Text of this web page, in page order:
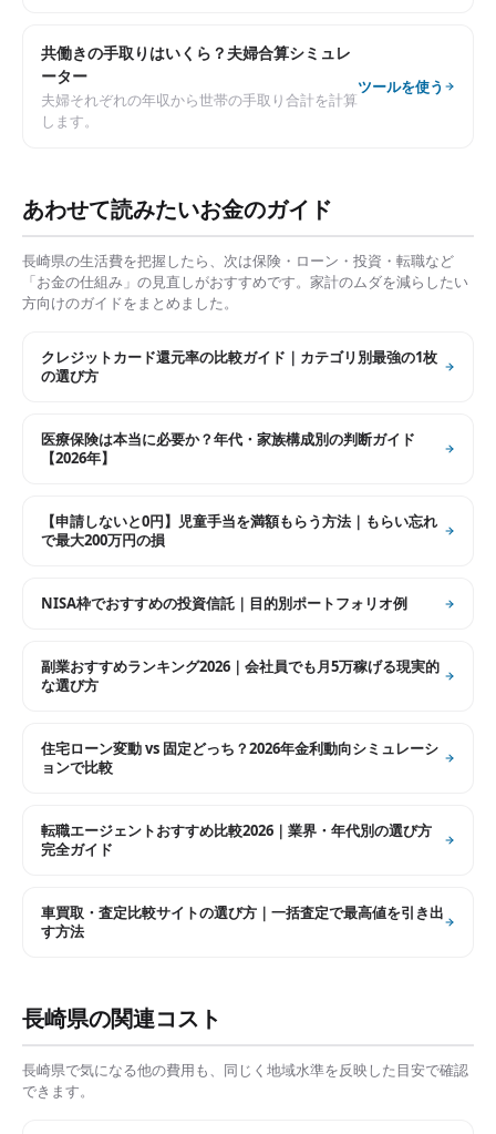
共働きの手取りはいくら？夫婦合算シミュレ
ーター
夫婦それぞれの年収から世帯の手取り合計を計算
します。
ツールを使う
あわせて読みたいお金のガイド
長崎県の生活費を把握したら、次は保険・ローン・投資・転職など
「お金の仕組み」の見直しがおすすめです。家計のムダを減らしたい
方向けのガイドをまとめました。
クレジットカード還元率の比較ガイド｜カテゴリ別最強の1枚
の選び方
医療保険は本当に必要か？年代・家族構成別の判断ガイド
【2026年】
【申請しないと0円】児童手当を満額もらう方法｜もらい忘れ
で最大200万円の損
NISA枠でおすすめの投資信託｜目的別ポートフォリオ例
副業おすすめランキング2026｜会社員でも月5万稼げる現実的
な選び方
住宅ローン変動 vs 固定どっち？2026年金利動向シミュレーシ
ョンで比較
転職エージェントおすすめ比較2026｜業界・年代別の選び方
完全ガイド
車買取・査定比較サイトの選び方｜一括査定で最高値を引き出
す方法
長崎県の関連コスト
長崎県で気になる他の費用も、同じく地域水準を反映した目安で確認
できます。